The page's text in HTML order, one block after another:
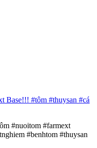
Base!!! #tôm #thuysan #cá
#nuoitom #farmext
#benhtom #thuysan